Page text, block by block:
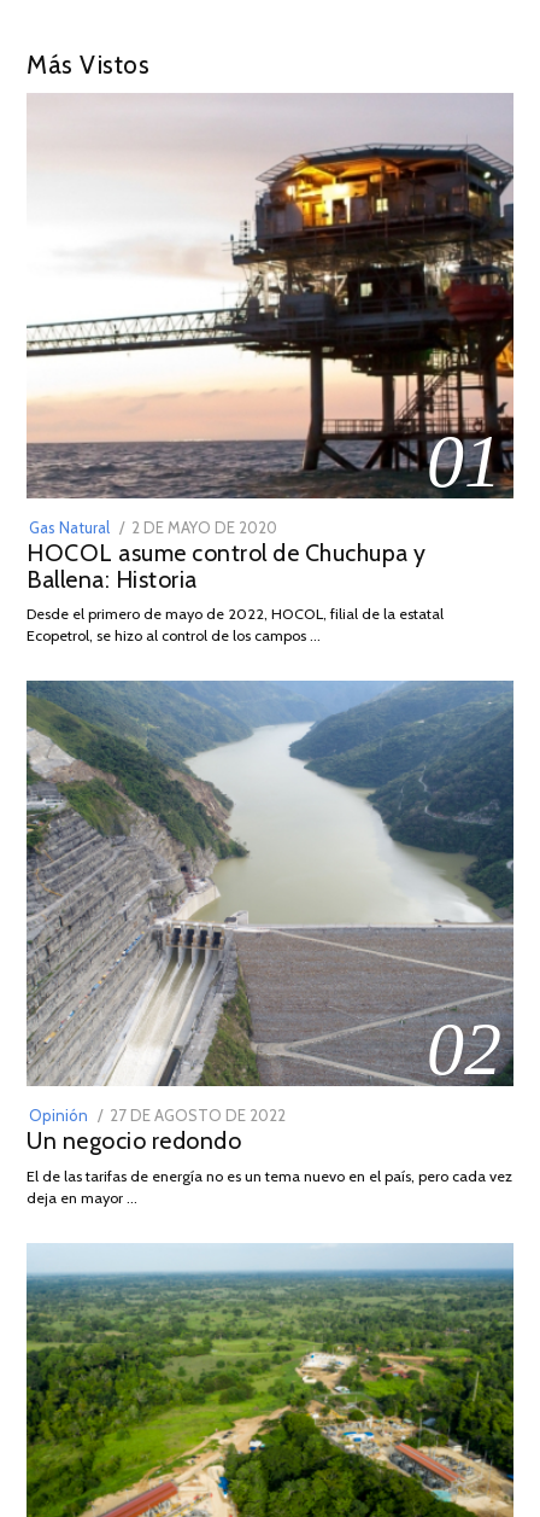
Más Vistos
01
Gas Natural
POSTED
ON
2 DE MAYO DE 2020
DE
2026
HOCOL asume control de Chuchupa y
Ballena: Historia
Desde el primero de mayo de 2022, HOCOL, filial de la estatal
Ecopetrol, se hizo al control de los campos …
02
Opinión
POSTED
ON
27 DE AGOSTO DE 2022
DE
Un negocio redondo
El de las tarifas de energía no es un tema nuevo en el país, pero cada vez
deja en mayor …